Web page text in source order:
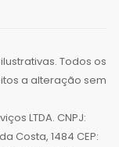
Todos os
a alteração sem
LTDA. CNPJ:
Costa, 1484 CEP: